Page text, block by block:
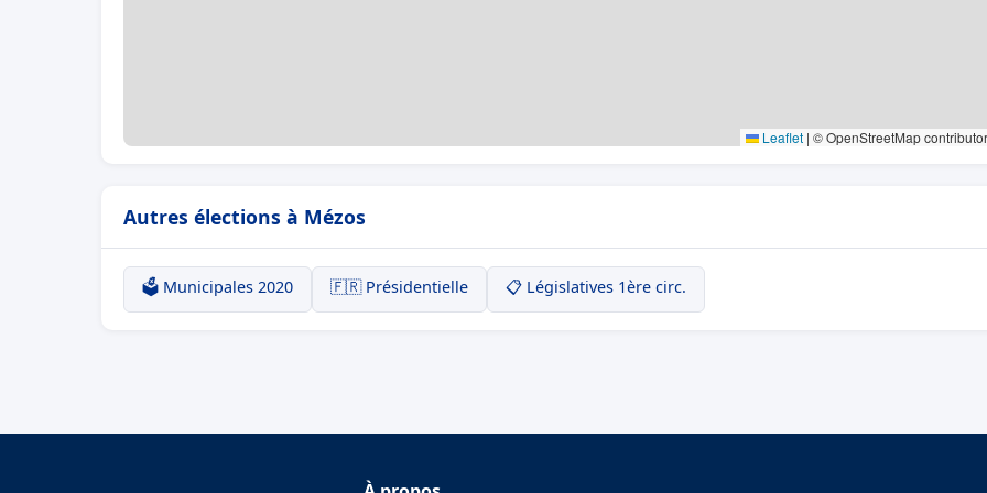
Leaflet | © OpenStreetMap
Autres élections à Mézos
🗳️ Municipales 2020 🇫🇷 Présidentielle 📋 Législatives 1ère circ.